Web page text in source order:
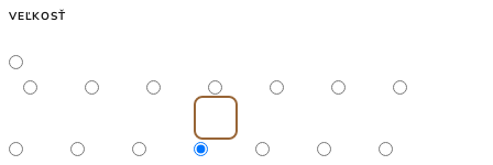
VEĽKOSŤ